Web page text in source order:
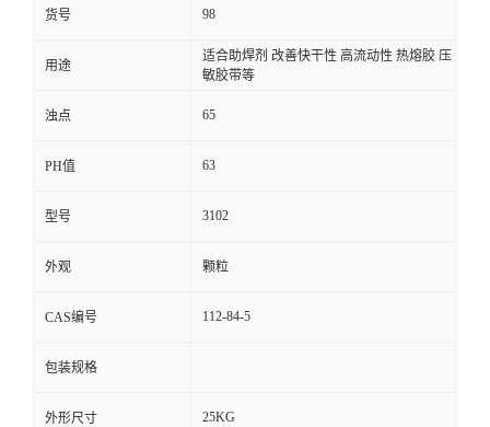
货号 98
用途
适合助焊剂 改善快干性 高流动性 热熔胶 压
敏胶带等
浊点 65
PH值 63
型号 3102
外观 颗粒
CAS编号 112-84-5
包装规格
外形尺寸 25KG